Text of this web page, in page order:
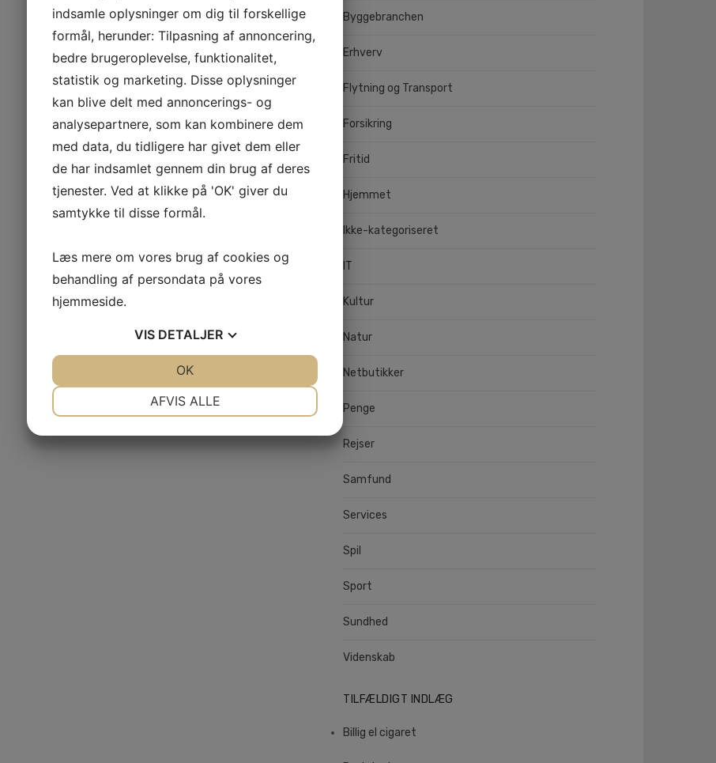
Byggebranchen
Erhverv
Flytning og Transport
Forsikring
Fritid
Hjemmet
Ikke-kategoriseret
IT
Kultur
Natur
Netbutikker
Penge
Rejser
Samfund
Services
Spil
Sport
Sundhed
Videnskab
TILFÆLDIGT INDLÆG
Billig el cigaret
indsamle oplysninger om dig til forskellige
formål, herunder: Tilpasning af annoncering,
bedre brugeroplevelse, funktionalitet,
statistik og marketing. Disse oplysninger
kan blive delt med annoncerings- og
analysepartnere, som kan kombinere dem
med data, du tidligere har givet dem eller
de har indsamlet gennem din brug af deres
tjenester. Ved at klikke på 'OK' giver du
samtykke til disse formål.
Læs mere om vores brug af cookies og
behandling af persondata på vores
hjemmeside.
VIS DETALJER
AFVIS ALLE
OK